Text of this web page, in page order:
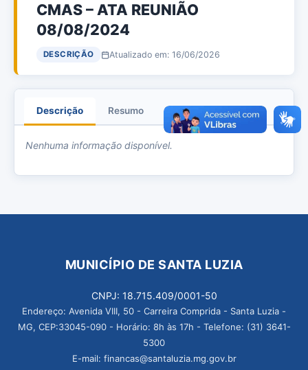
CMAS – ATA REUNIÃO
08/08/2024
DESCRIÇÃO Atualizado em: 16/06/2026
Descrição Resumo Anexos
Nenhuma informação disponível.
MUNICÍPIO DE SANTA LUZIA
CNPJ: 18.715.409/0001-50
Endereço: Avenida VIII, 50 - Carreira Comprida - Santa Luzia -
MG, CEP:33045-090 - Horário: 8h às 17h - Telefone: (31) 3641-
5300
E-mail: financas@santaluzia.mg.gov.br